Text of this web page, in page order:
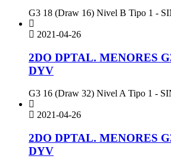
G3 18 (Draw 16) Nivel B Tipo 1 -
2021-04-26
2DO DPTAL. MENORES
DYV
G3 16 (Draw 32) Nivel A Tipo 1 -
2021-04-26
2DO DPTAL. MENORES
DYV